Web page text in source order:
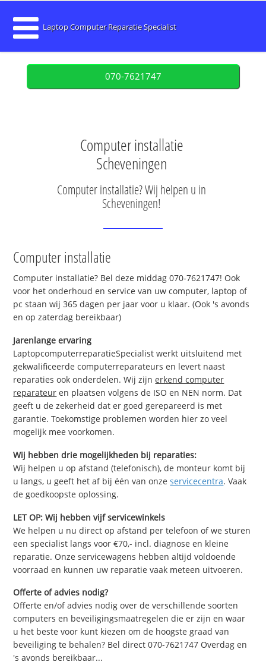
Laptop Computer Reparatie Specialist
070-7621747
Computer installatie
Scheveningen
Computer installatie? Wij helpen u in
Scheveningen!
Computer installatie
Computer installatie? Bel deze middag 070-7621747! Ook
voor het onderhoud en service van uw computer, laptop of
pc staan wij 365 dagen per jaar voor u klaar. (Ook 's avonds
en op zaterdag bereikbaar)
Jarenlange ervaring
LaptopcomputerreparatieSpecialist werkt uitsluitend met
gekwalificeerde computerreparateurs en levert naast
reparaties ook onderdelen. Wij zijnerkend computer
reparateur en plaatsen volgens de ISO en NEN norm. Dat
geeft u de zekerheid dat er goed gerepareerd is met
garantie. Toekomstige problemen worden hier zo veel
mogelijk mee voorkomen.
Wij hebben drie mogelijkheden bij reparaties:
Wij helpen u op afstand (telefonisch), de monteur komt bij
u langs, u geeft het af bij één van onzeservicecentra. Vaak
de goedkoopste oplossing.
LET OP: Wij hebben vijf servicewinkels
We helpen u nu direct op afstand per telefoon of we sturen
een specialist langs voor €70,- incl. diagnose en kleine
reparatie. Onze servicewagens hebben altijd voldoende
voorraad en kunnen uw reparatie vaak meteen uitvoeren.
Offerte of advies nodig?
Offerte en/of advies nodig over de verschillende soorten
computers en beveiligingsmaatregelen die er zijn en waar
u het beste voor kunt kiezen om de hoogste graad van
beveiliging te behalen? Bel direct 070-7621747 Overdag en
's avonds bereikbaar...